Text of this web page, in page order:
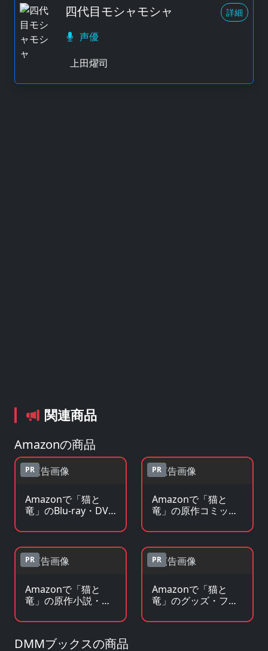
四代目モシャモシャ 詳細
声優
上田燿司
関連商品
Amazonの商品
PR
Amazonで「猫と
竜」のBlu-ray・DVD
PR
Amazonで「猫と
竜」の原作コミック
PR
Amazonで「猫と
竜」の原作小説・ラ
PR
Amazonで「猫と
竜」のグッズ・フィ
DMMブックスの商品